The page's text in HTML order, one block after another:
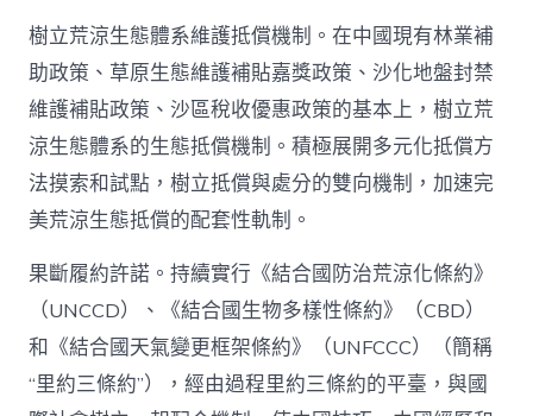
樹立荒涼生態體系維護抵償機制。在中國現有林業補
助政策、草原生態維護補貼嘉獎政策、沙化地盤封禁
維護補貼政策、沙區稅收優惠政策的基本上，樹立荒
涼生態體系的生態抵償機制。積極展開多元化抵償方
法摸索和試點，樹立抵償與處分的雙向機制，加速完
美荒涼生態抵償的配套性軌制。
果斷履約許諾。持續實行《結合國防治荒涼化條約》
（UNCCD）、《結合國生物多樣性條約》（CBD）
和《結合國天氣變更框架條約》（UNFCCC）（簡稱
“里約三條約”），經由過程里約三條約的平臺，與國